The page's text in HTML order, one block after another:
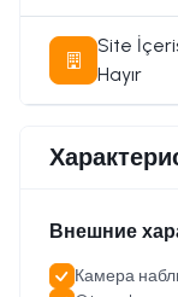
Site
Hayır
Внешние
Камера